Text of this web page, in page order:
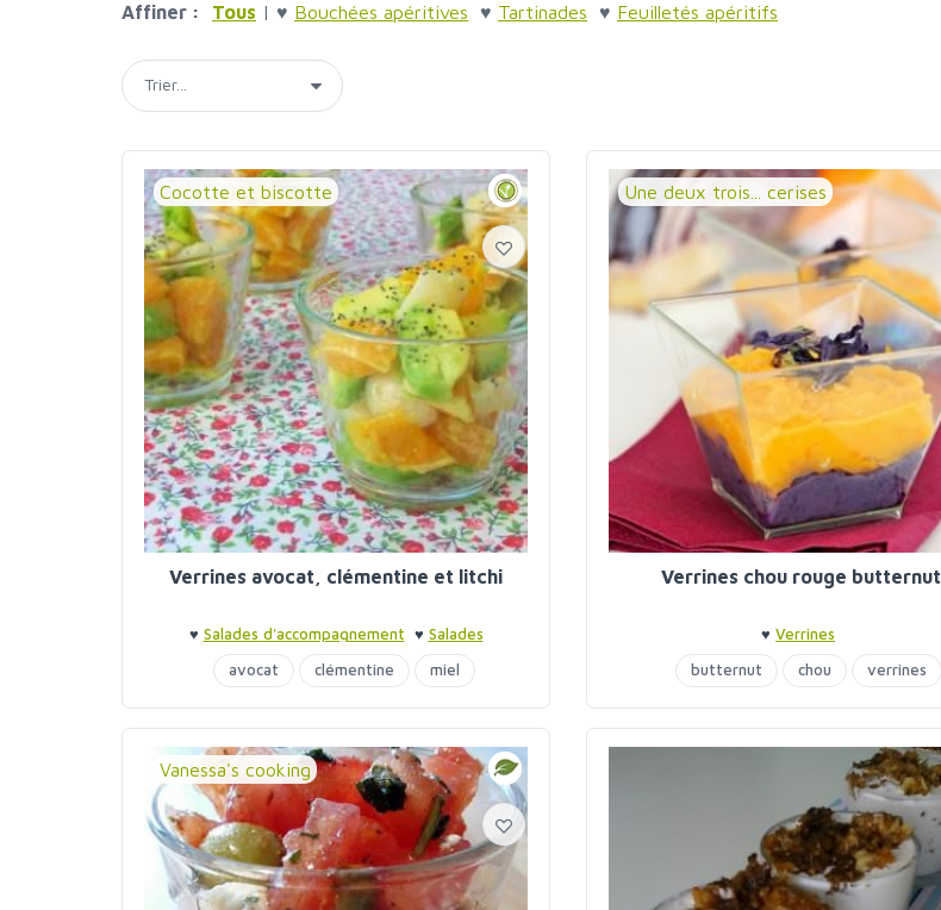
Affiner : Tous | ♥ Bouchées apéritives ♥ Tartinades ♥ Feuilletés apéritifs
Cocotte et biscotte
Verrines avocat, clémentine et litchi
♥ Salades d'accompagnement ♥ Salades
d'accompagnement
♥ Verrines
avocat clémentine miel
Une deux trois... cerises
Verrines chou rouge butternut
♥ Verrines
butternut
chou verrines
Vanessa's cooking